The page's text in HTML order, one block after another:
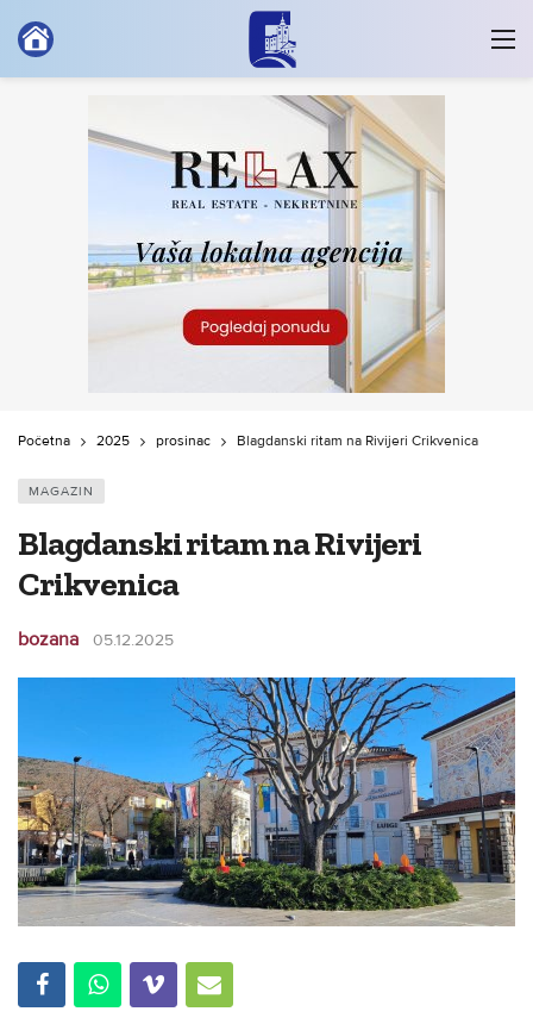
Početna 2025 prosinac Blagdanski ritam na Rivijeri Crikvenica
MAGAZIN
Blagdanski ritam na Rivijeri
Crikvenica
bozana 05.12.2025